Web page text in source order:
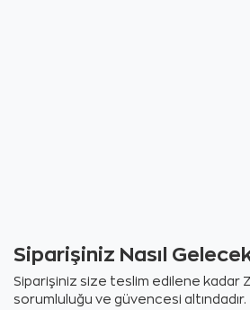
Siparişiniz Nasıl
Siparişiniz size teslim edilene kadar
sorumluluğu ve güvencesi altındadır.